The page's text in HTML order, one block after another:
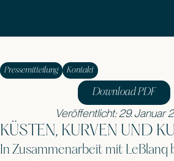
Pressemitteilung Kontakt
Download PDF
Veröffentlicht: 29. Januar
KÜSTEN, KURVEN UND
In Zusammenarbeit mit LeBlanq